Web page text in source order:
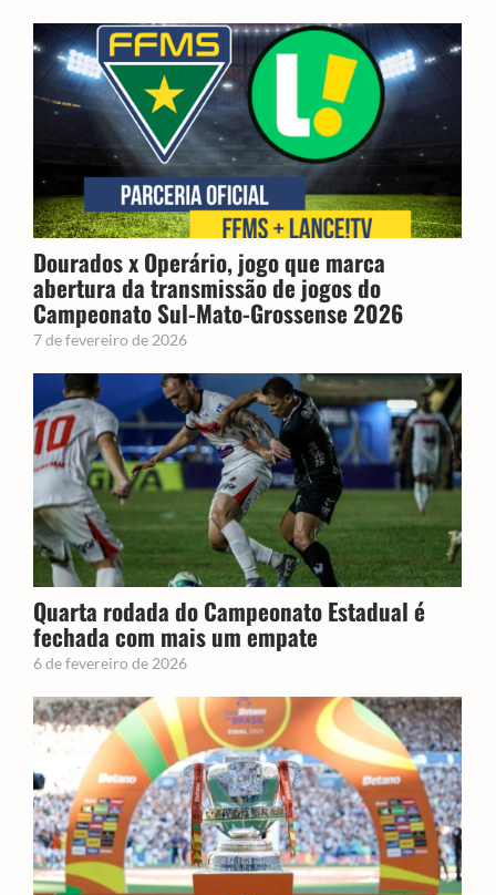
Dourados x Operário, jogo que marca
abertura da transmissão de jogos do
Campeonato Sul-Mato-Grossense 2026
7 de fevereiro de 2026
Quarta rodada do Campeonato Estadual é
fechada com mais um empate
6 de fevereiro de 2026